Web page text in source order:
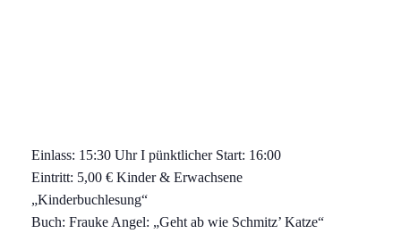
Einlass: 15:30 Uhr I pünktlicher Start: 16:00
Eintritt: 5,00 € Kinder & Erwachsene
„Kinderbuchlesung“
Buch: Frauke Angel: „Geht ab wie Schmitz’ Katze“